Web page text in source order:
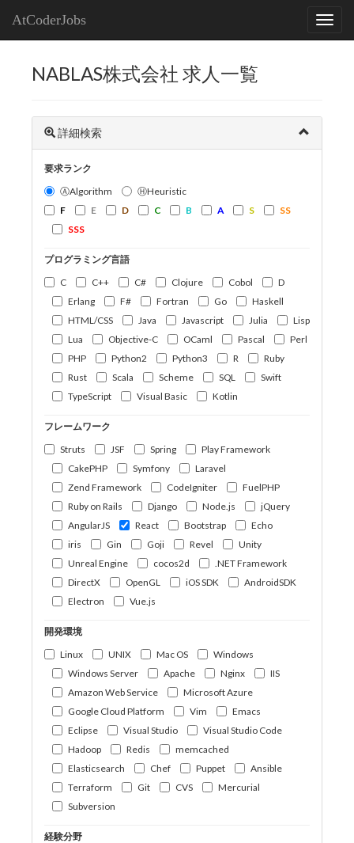
AtCoderJobs
NABLAS株式会社 求人一覧
詳細検索
要求ランク
ⒶAlgorithm
ⒽHeuristic
F
E D C B A S
SS
SSS
プログラミング言語
C
C++ C# Clojure Cobol
D
Erlang
F# Fortran Go
Haskell
HTML/CSS
Java Javascript Julia
Lisp
Lua
Objective-C OCaml Pascal
Perl
PHP
Python2 Python3 R
Ruby
Rust
Scala Scheme SQL
Swift
TypeScript
Visual Basic Kotlin
フレームワーク
Struts
JSF Spring
Play Framework
CakePHP
Symfony
Laravel
Zend Framework
CodeIgniter
FuelPHP
Ruby on Rails
Django Node.js
jQuery
AngularJS
React Bootstrap
Echo
iris
Gin Goji Revel
Unity
Unreal Engine
cocos2d
.NET Framework
DirectX
OpenGL iOS SDK
AndroidSDK
Electron
Vue.js
開発環境
Linux
UNIX Mac OS
Windows
Windows Server
Apache Nginx
IIS
Amazon Web Service
Microsoft Azure
Google Cloud Platform
Vim
Emacs
Eclipse
Visual Studio
Visual Studio Code
Hadoop
Redis
memcached
Elasticsearch
Chef Puppet
Ansible
Terraform
Git CVS
Mercurial
Subversion
経験分野